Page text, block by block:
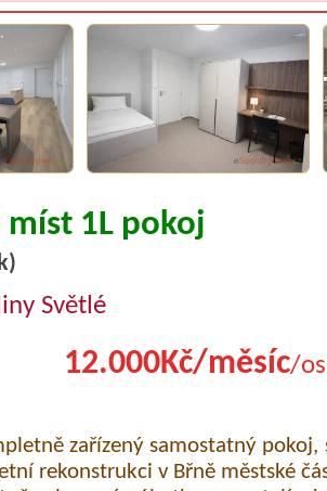
míst 1L pokoj
Světlé
12.000Kč/měsíc/
zařízený samostatný
rekonstrukci v Břně městské